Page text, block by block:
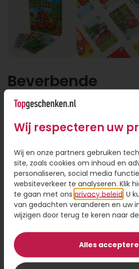
Beverbende
Beverbende
Kaartje toevoegen
Voeg een kaart toe met jouw
Voeg toe aan
Wij respecteren uw
Wij en onze partners gebruiken
site, zoals cookies om inhoud en
personaliseren, social media
websiteverkeer te analyseren. Klik
te gaan met ons privacy beleid . U
van gedachten veranderen en uw
wijzigen door terug te keren naar
Alles